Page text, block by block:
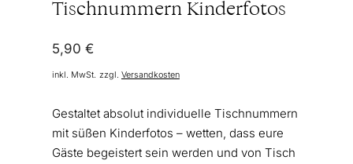
Tischnummern Kinderfotos
5,90 €
inkl. MwSt. zzgl. Versandkosten
Gestaltet absolut individuelle Tischnummern
mit süßen Kinderfotos – wetten, dass eure
Gäste begeistert sein werden und von Tisch